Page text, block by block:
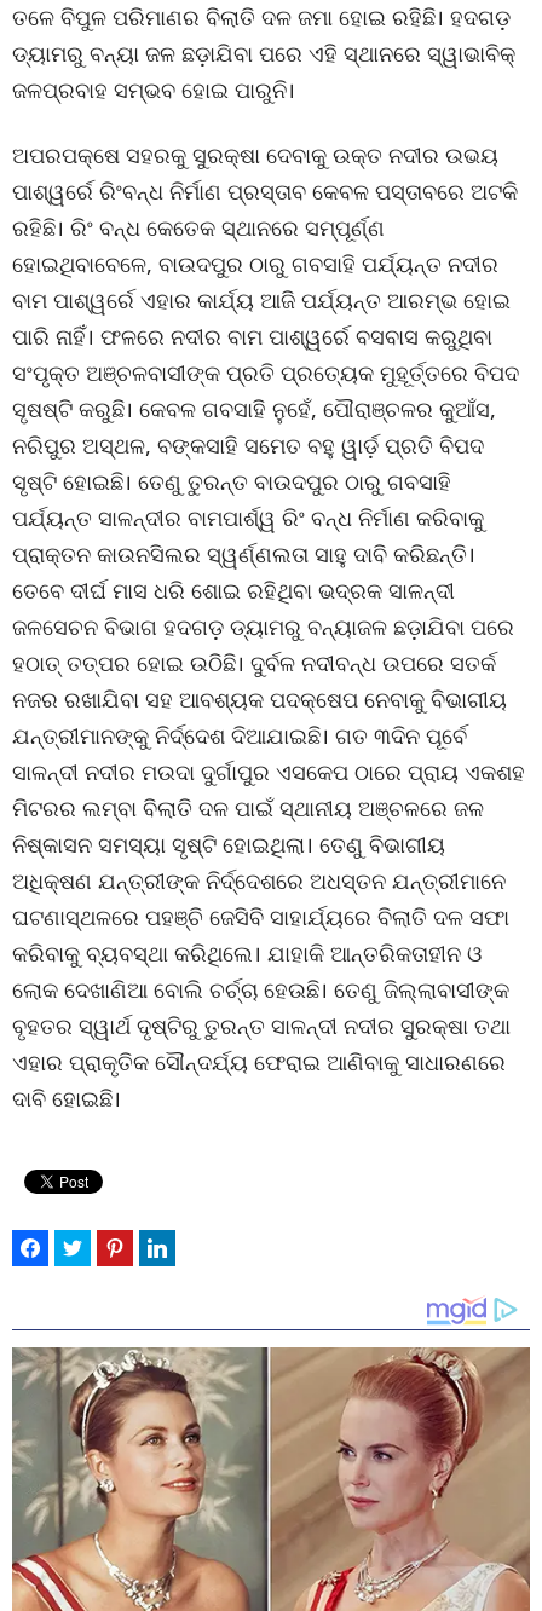
ତଳେ ବିପୁଳ ପରିମାଣର ବିଲାତି ଦଳ ଜମା ହୋଇ ରହିଛି। ହଦଗଡ଼
ଡ୍ୟାମରୁ ବନ୍ୟା ଜଳ ଛଡ଼ାଯିବା ପରେ ଏହି ସ୍ଥାନରେ ସ୍ୱାଭାବିକ୍
ଜଳପ୍ରବାହ ସମ୍ଭବ ହୋଇ ପାରୁନି।
ଅପରପକ୍ଷେ ସହରକୁ ସୁରକ୍ଷା ଦେବାକୁ ଉକ୍ତ ନଦୀର ଉଭୟ
ପାଶ୍ୱର୍ରେ ରିଂବନ୍ଧ ନିର୍ମାଣ ପ୍ରସ୍ତାବ କେବଳ ପସ୍ତାବରେ ଅଟକି
ରହିଛି। ରିଂ ବନ୍ଧ କେତେକ ସ୍ଥାନରେ ସମ୍ପୂର୍ଣ୍ଣ
ହୋଇଥିବାବେଳେ, ବାଉଦପୁର ଠାରୁ ଗବସାହି ପର୍ଯ୍ୟନ୍ତ ନଦୀର
ବାମ ପାଶ୍ୱର୍ରେ ଏହାର କାର୍ଯ୍ୟ ଆଜି ପର୍ଯ୍ୟନ୍ତ ଆରମ୍ଭ ହୋଇ
ପାରି ନାହିଁ। ଫଳରେ ନଦୀର ବାମ ପାଶ୍ୱର୍ରେ ବସବାସ କରୁଥିବା
ସଂପୃକ୍ତ ଅଞ୍ଚଳବାସୀଙ୍କ ପ୍ରତି ପ୍ରତ୍ୟେକ ମୁହୂର୍ତ୍ତରେ ବିପଦ
ସୃଷଷ୍ଟି କରୁଛି। କେବଳ ଗବସାହି ନୁହେଁ, ପୌରାଞ୍ଚଳର କୁଆଁସ,
ନରିପୁର ଅସ୍ଥଳ, ବଙ୍କସାହି ସମେତ ବହୁ ୱାର୍ଡ଼ ପ୍ରତି ବିପଦ
ସୃଷ୍ଟି ହୋଇଛି। ତେଣୁ ତୁରନ୍ତ ବାଉଦପୁର ଠାରୁ ଗବସାହି
ପର୍ଯ୍ୟନ୍ତ ସାଳନ୍ଦୀର ବାମପାର୍ଶ୍ୱ ରିଂ ବନ୍ଧ ନିର୍ମାଣ କରିବାକୁ
ପ୍ରାକ୍ତନ କାଉନସିଲର ସ୍ୱର୍ଣ୍ଣଲତା ସାହୁ ଦାବି କରିଛନ୍ତି।
ତେବେ ଦୀର୍ଘ ମାସ ଧରି ଶୋଇ ରହିଥିବା ଭଦ୍ରକ ସାଳନ୍ଦୀ
ଜଳସେଚନ ବିଭାଗ ହଦଗଡ଼ ଡ୍ୟାମରୁ ବନ୍ୟାଜଳ ଛଡ଼ାଯିବା ପରେ
ହଠାତ୍ ତତ୍ପର ହୋଇ ଉଠିଛି। ଦୁର୍ବଳ ନଦୀବନ୍ଧ ଉପରେ ସତର୍କ
ନଜର ରଖାଯିବା ସହ ଆବଶ୍ୟକ ପଦକ୍ଷେପ ନେବାକୁ ବିଭାଗୀୟ
ଯନ୍ତ୍ରୀମାନଙ୍କୁ ନିର୍ଦ୍ଦେଶ ଦିଆଯାଇଛି। ଗତ ୩ଦିନ ପୂର୍ବେ
ସାଳନ୍ଦୀ ନଦୀର ମଉଦା ଦୁର୍ଗାପୁର ଏସକେପ ଠାରେ ପ୍ରାୟ ଏକଶହ
ମିଟରର ଲମ୍ବା ବିଲାତି ଦଳ ପାଇଁ ସ୍ଥାନୀୟ ଅଞ୍ଚଳରେ ଜଳ
ନିଷ୍କାସନ ସମସ୍ୟା ସୃଷ୍ଟି ହୋଇଥିଲା। ତେଣୁ ବିଭାଗୀୟ
ଅଧିକ୍ଷଣ ଯନ୍ତ୍ରୀଙ୍କ ନିର୍ଦ୍ଦେଶରେ ଅଧସ୍ତନ ଯନ୍ତ୍ରୀମାନେ
ଘଟଣାସ୍ଥଳରେ ପହଞ୍ଚି ଜେସିବି ସାହାର୍ଯ୍ୟରେ ବିଲାତି ଦଳ ସଫା
କରିବାକୁ ବ୍ୟବସ୍ଥା କରିଥିଲେ। ଯାହାକି ଆନ୍ତରିକତାହୀନ ଓ
ଲୋକ ଦେଖାଣିଆ ବୋଲି ଚର୍ଚ୍ଚା ହେଉଛି। ତେଣୁ ଜିଲ୍ଲାବାସୀଙ୍କ
ବୃହତର ସ୍ୱାର୍ଥ ଦୃଷ୍ଟିରୁ ତୁରନ୍ତ ସାଳନ୍ଦୀ ନଦୀର ସୁରକ୍ଷା ତଥା
ଏହାର ପ୍ରାକୃତିକ ସୌନ୍ଦର୍ଯ୍ୟ ଫେରାଇ ଆଣିବାକୁ ସାଧାରଣରେ
ଦାବି ହୋଇଛି।